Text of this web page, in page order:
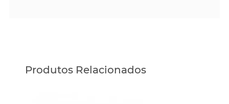
Produtos Relacionados